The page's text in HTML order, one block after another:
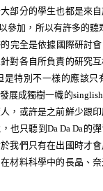
部分的學生也都是來
參加，所以有許多的聽
完全是依據國際研討
對各自所負責的研究
特別不一樣的應該
展成獨樹一幟的singlish
，或許是之前鮮少跟
也只聽到 Da Da Da的
我們只有在出國時才
材料科學中的長晶、